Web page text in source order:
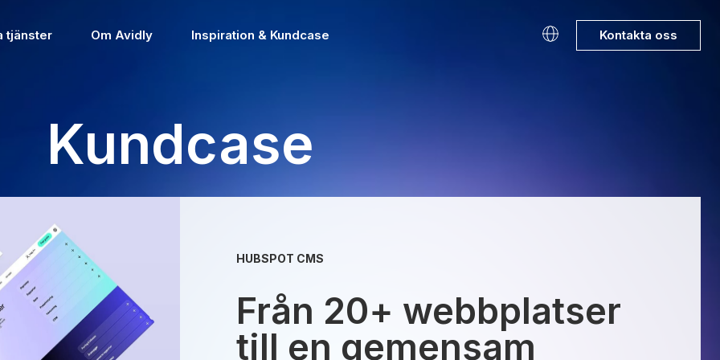
tjänster Om Avidly Inspiration & Kundcase Kontakta oss
Kundcase
HUBSPOT CMS
Från 20+ webbplatser
till en gemensam